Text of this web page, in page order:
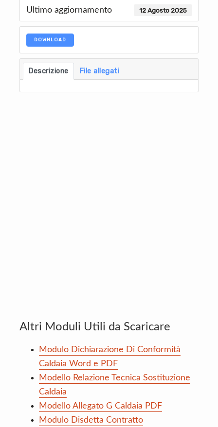
Ultimo aggiornamento 12 Agosto 2025
DOWNLOAD
Descrizione File allegati
Altri Moduli Utili da Scaricare
Modulo Dichiarazione Di Conformità
Caldaia Word e PDF
Modello Relazione Tecnica Sostituzione
Caldaia
Modello Allegato G Caldaia PDF
Modulo Disdetta Contratto